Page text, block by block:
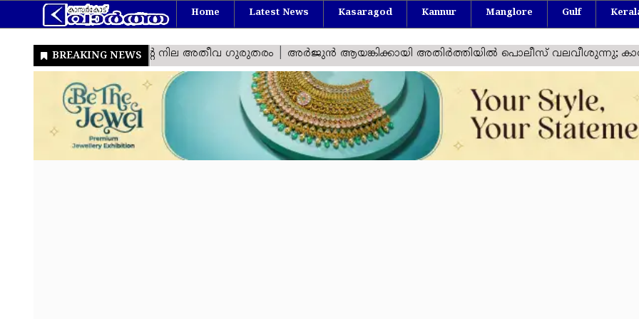
Home Latest News Kasaragod Kannur Manglore Gulf